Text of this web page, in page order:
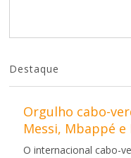
Destaque
Orgulho cabo-
Messi, Mbappé e
O internacional cabo-